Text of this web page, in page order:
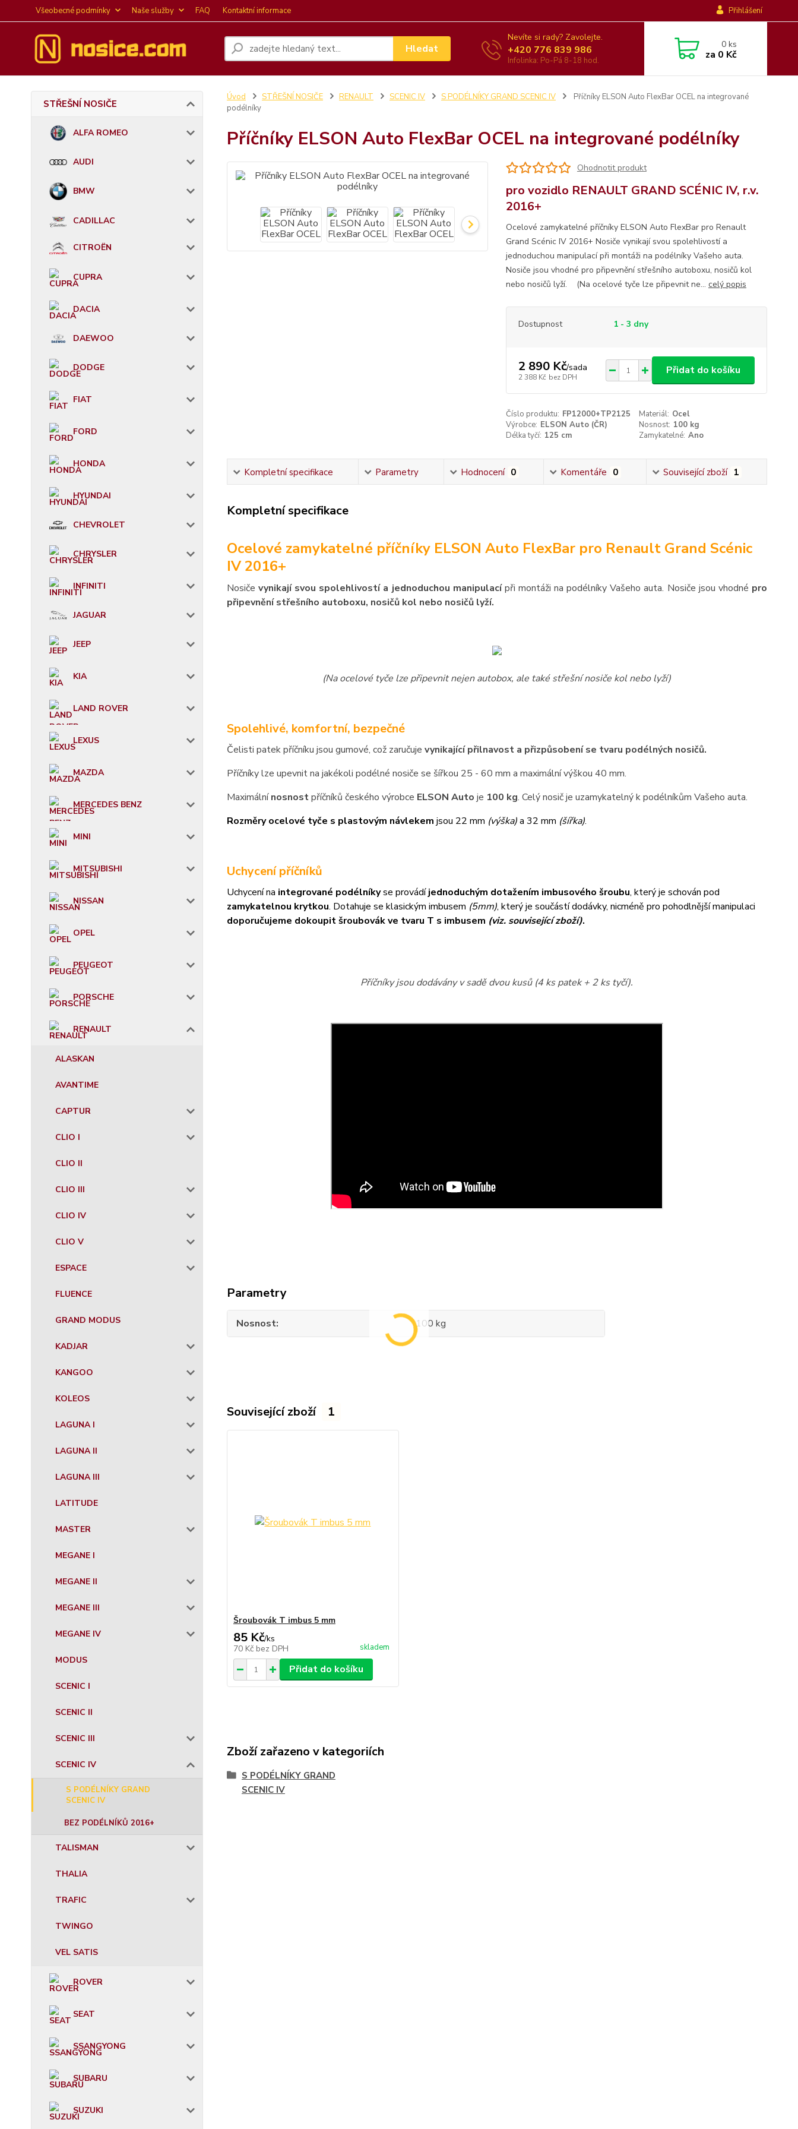
Všeobecné podmínky Naše služby FAQ Kontaktní informace Přihlášení
Hledat
Nevíte si rady? Zavolejte.
+420 776 839 986
Infolinka: Po-Pá 8-18 hod.
0ks
za 0 Kč
STŘEŠNÍ NOSIČE
ALFA ROMEO
AUDI
BMW
CADILLAC
CITROËN
CUPRA
DACIA
DAEWOO
DODGE
FIAT
FORD
HONDA
HYUNDAI
CHEVROLET
CHRYSLER
INFINITI
JAGUAR
JEEP
KIA
LAND ROVER
LEXUS
MAZDA
MERCEDES BENZ
MINI
MITSUBISHI
NISSAN
OPEL
PEUGEOT
PORSCHE
RENAULT
ALASKAN
AVANTIME
CAPTUR
CLIO I
CLIO II
CLIO III
CLIO IV
CLIO V
ESPACE
FLUENCE
GRAND MODUS
KADJAR
KANGOO
KOLEOS
LAGUNA I
LAGUNA II
LAGUNA III
LATITUDE
MASTER
MEGANE I
MEGANE II
MEGANE III
MEGANE IV
MODUS
SCENIC I
SCENIC II
SCENIC III
SCENIC IV
S PODÉLNÍKY GRAND
SCENIC IV
BEZ PODÉLNÍKŮ 2016+
TALISMAN
THALIA
TRAFIC
TWINGO
VEL SATIS
ROVER
SEAT
SSANGYONG
SUBARU
SUZUKI
Úvod STŘEŠNÍ NOSIČE RENAULT SCENIC IV S PODÉLNÍKY GRAND SCENIC IV
Příčníky ELSON Auto FlexBar OCEL na integrované
podélníky
Příčníky ELSON Auto FlexBar OCEL na integrované podélníky
Ohodnotit produkt
pro vozidlo RENAULT GRAND SCÉNIC IV, r.v.
2016+
Ocelové zamykatelné příčníky ELSON Auto FlexBar pro Renault
Grand Scénic IV 2016+ Nosiče vynikají svou spolehlivostí a
jednoduchou manipulací při montáži na podélníky Vašeho auta.
Nosiče jsou vhodné pro připevnění střešního autoboxu, nosičů kol
nebo nosičů lyží. (Na ocelové tyče lze připevnit ne... celý popis
Dostupnost 1 - 3 dny
2 890 Kč/sada
2 388 Kč bez DPH
Přidat do košíku
Číslo produktu: FP12000+TP2125 Materiál: Ocel
Výrobce: ELSON Auto (ČR) Nosnost: 100 kg
Délka tyčí: 125 cm Zamykatelné: Ano
Kompletní specifikace Parametry Hodnocení 0 Komentáře 0 Související zboží 1
Kompletní specifikace
Ocelové zamykatelné příčníky ELSON Auto FlexBar pro Renault Grand Scénic
IV 2016+
Nosičevynikají svou spolehlivostí a jednoduchou manipulacípři montáži na podélníky Vašeho auta. Nosiče jsou vhodné pro
připevnění střešního autoboxu, nosičů kol nebo nosičů lyží.
(Na ocelové tyče lze připevnit nejen autobox, ale také střešní nosiče kol nebo lyží)
Spolehlivé, komfortní, bezpečné
Čelisti patek příčníku jsou gumové, což zaručuje vynikající přilnavost a přizpůsobení se tvaru podélných nosičů.
Příčníky lze upevnit na jakékoli podélné nosiče se šířkou 25 - 60 mm a maximální výškou 40 mm.
Maximálnínosnostpříčníků českého výrobce ELSON Auto je 100 kg. Celý nosič je uzamykatelný k podélníkům Vašeho auta.
Rozměry ocelové tyče s plastovým návlekem jsou 22 mm (výška)a 32 mm (šířka).
Uchycení příčníků
Uchycení na integrované podélníkyse provádíjednoduchým dotažením imbusového šroubu, který je schován pod
zamykatelnou krytkou. Dotahuje se klasickým imbusem (5mm), který je součástí dodávky, nicméně pro pohodlnější manipulaci
doporučujeme dokoupit šroubovák ve tvaru T s imbusem (viz. související zboží).
Příčníky jsou dodávány v sadě dvou kusů (4 ks patek + 2 ks tyčí).
Parametry
Nosnost 100 kg
Související zboží 1
Šroubovák T imbus 5 mm
85 Kč/ks
70 Kč bez DPH skladem
Přidat do košíku
Zboží zařazeno v kategoriích
S PODÉLNÍKY GRAND
SCENIC IV